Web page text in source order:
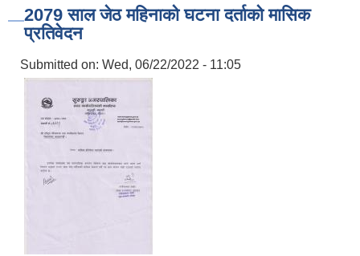
2079 साल जेठ महिनाको घटना दर्ताको मासिक
प्रतिवेदन
Submitted on: Wed, 06/22/2022 - 11:05